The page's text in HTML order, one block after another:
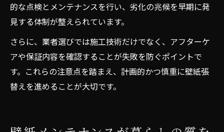
的な点検とメンテナンスを行い、劣化の兆候を早期に発
見する体制が整えられています。
さらに、業者選びでは施工技術だけでなく、アフターケ
アや保証内容を確認することが失敗を防ぐポイントで
す。これらの注意点を踏まえ、計画的かつ慎重に壁紙張
替えを進めることが大切です。